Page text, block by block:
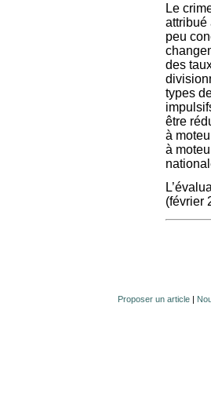
Le
attribué
peu
des
types
être
à
à
(février
Proposer un article |